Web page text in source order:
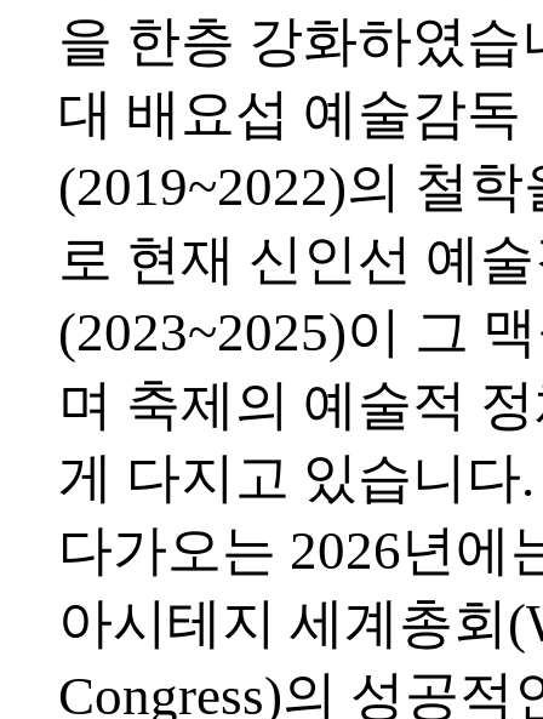
을 한층 강화하였습
대 배요섭 예술감독
(2019~2022)의 철
로 현재 신인선 예
(2023~2025)이 그
며 축제의 예술적
게 다지고 있습니다.
다가오는 2026년에
아시테지 세계총회
Congress)의 성공적